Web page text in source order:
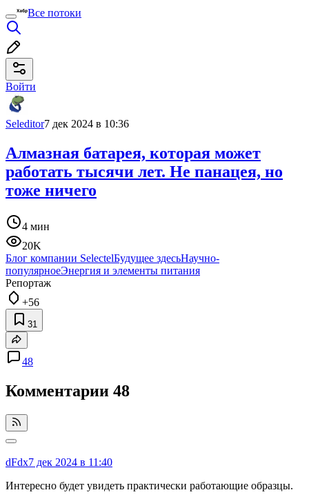
Все потоки
Войти
Seleditor7 дек 2024 в 10:36
Алмазная батарея, которая может
работать тысячи лет. Не панацея, но
тоже ничего
4 мин
20K
Блог компании SelectelБудущее здесьНаучно-
популярноеЭнергия и элементы питания
Репортаж
+56
31
48
Комментарии 48
dFdx7 дек 2024 в 11:40
Интересно будет увидеть практически работающие образцы.